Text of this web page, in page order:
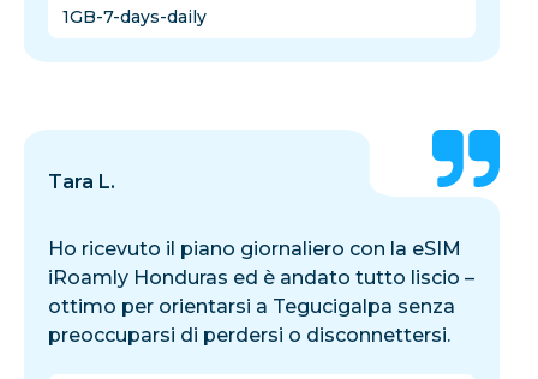
1GB-7-days-daily
Tara L.
Ho ricevuto il piano giornaliero con la eSIM
iRoamly Honduras ed è andato tutto liscio –
ottimo per orientarsi a Tegucigalpa senza
preoccuparsi di perdersi o disconnettersi.